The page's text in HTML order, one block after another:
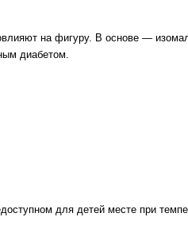
на фигуру. В основе —
диабетом.
для детей месте при